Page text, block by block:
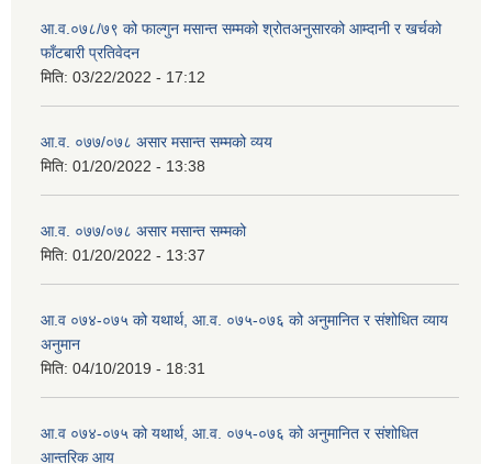
आ.व.०७८/७९ को फाल्गुन मसान्त सम्मको श्रोतअनुसारको आम्दानी र खर्चको
फाँटबारी प्रतिवेदन
मिति: 03/22/2022 - 17:12
आ.व. ०७७/०७८ असार मसान्त सम्मको व्यय
मिति: 01/20/2022 - 13:38
आ.व. ०७७/०७८ असार मसान्त सम्मको
मिति: 01/20/2022 - 13:37
आ.व ०७४-०७५ को यथार्थ, आ.व. ०७५-०७६ को अनुमानित र संशोधित व्याय
अनुमान
मिति: 04/10/2019 - 18:31
आ.व ०७४-०७५ को यथार्थ, आ.व. ०७५-०७६ को अनुमानित र संशोधित
आन्तरिक आय